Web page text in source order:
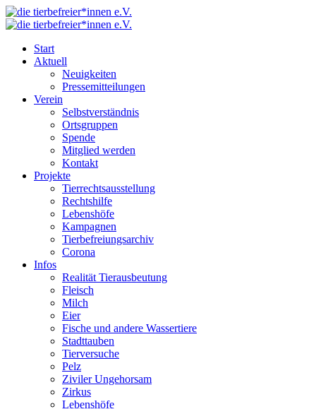
Start
Aktuell
Neuigkeiten
Pressemitteilungen
Verein
Selbstverständnis
Ortsgruppen
Spende
Mitglied werden
Kontakt
Projekte
Tierrechtsausstellung
Rechtshilfe
Lebenshöfe
Kampagnen
Tierbefreiungsarchiv
Corona
Infos
Realität Tierausbeutung
Fleisch
Milch
Eier
Fische und andere Wassertiere
Stadttauben
Tierversuche
Pelz
Ziviler Ungehorsam
Zirkus
Lebenshöfe